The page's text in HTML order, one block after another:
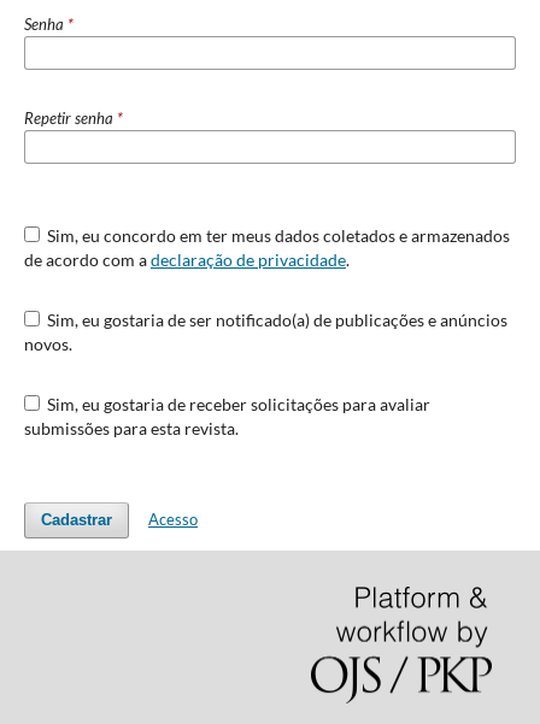
Senha *
Repetir senha *
Sim, eu concordo em ter meus dados coletados e armazenados
de acordo com adeclaração de privacidade.
Sim, eu gostaria de ser notificado(a) de publicações e anúncios
novos.
Sim, eu gostaria de receber solicitações para avaliar
submissões para esta revista.
Cadastrar Acesso